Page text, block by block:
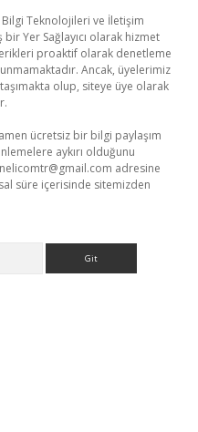
Bilgi Teknolojileri ve İletişim
Yer Sağlayıcı olarak hizmet
proaktif olarak denetleme
Ancak, üyelerimiz
olup, siteye üye olarak
ücretsiz bir bilgi paylaşım
aykırı olduğunu
adresine
süre içerisinde sitemizden